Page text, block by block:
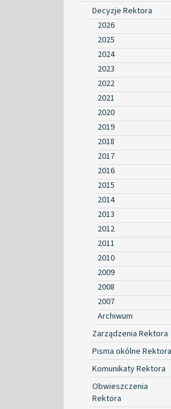
Decyzje Rektora
2026
2025
2024
2023
2022
2021
2020
2019
2018
2017
2016
2015
2014
2013
2012
2011
2010
2009
2008
2007
Archiwum
Zarządzenia Rektora
Pisma okólne Rektora
Komunikaty Rektora
Obwieszczenia
Rektora